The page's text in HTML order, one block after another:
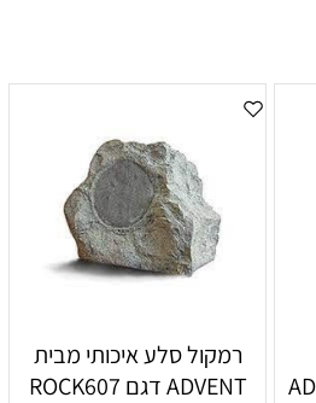
רמקול סלע איכותי מבית
ADVENT דגם ROCK607